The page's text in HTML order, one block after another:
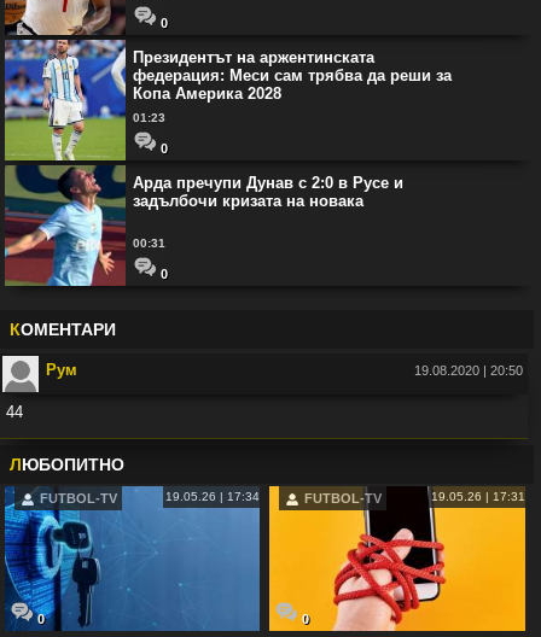
0
Президентът на аржентинската
федерация: Меси сам трябва да реши за
Копа Америка 2028
01:23
0
Арда пречупи Дунав с 2:0 в Русе и
задълбочи кризата на новака
00:31
0
КОМЕНТАРИ
Рум 19.08.2020 | 20:50
44
Във: Рио Фърдинанд: Джуд Белингам ще спечели Златната топка
ЛЮБОПИТНО
FUTBOL-TV 19.05.26 | 17:34
0
FUTBOL-TV 19.05.26 | 17:31
0